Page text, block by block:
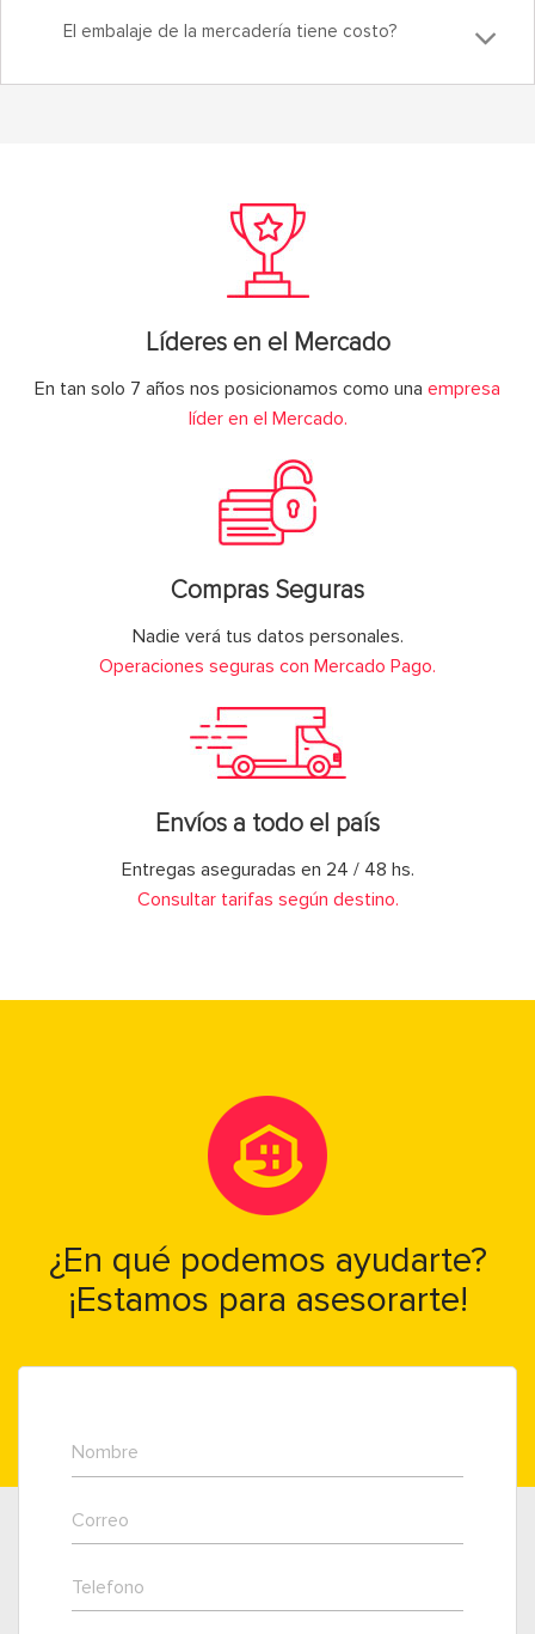
El embalaje de la mercadería tiene costo?
Líderes en el Mercado
En tan solo 7 años nos posicionamos como una empresa
líder en el Mercado.
Compras Seguras
Nadie verá tus datos personales.
Operaciones seguras con Mercado Pago.
Envíos a todo el país
Entregas aseguradas en 24 / 48 hs.
Consultar tarifas según destino.
¿En qué podemos ayudarte?
¡Estamos para asesorarte!